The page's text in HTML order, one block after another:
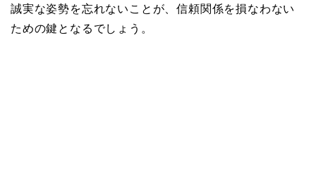
誠実な姿勢を忘れないことが、信頼関係を損なわない
ための鍵となるでしょう。